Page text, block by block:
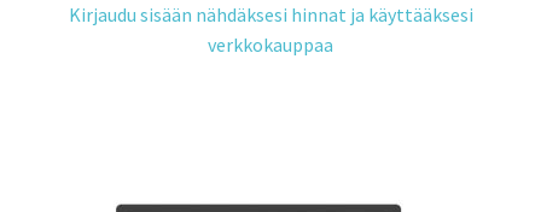
Kirjaudu sisään nähdäksesi hinnat ja käyttääksesi
verkkokauppaa